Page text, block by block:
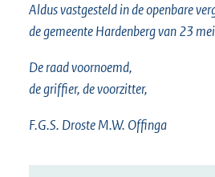
Aldus vastgesteld in de openbare
de gemeente Hardenberg van 23
De raad voornoemd,
de griffier, de voorzitter,
F.G.S. Droste M.W. Offinga